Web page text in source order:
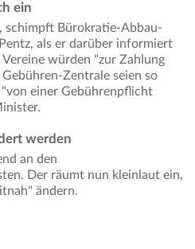
ein
schimpft Bürokratie-Abbau-
als er darüber informiert
würden "zur Zahlung
Zentrale seien so
einer Gebührenpflicht
werden
an den
Der räumt nun kleinlaut ein,
ändern.